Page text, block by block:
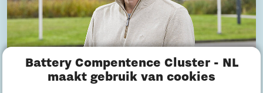
Battery Compentence Cluster - NL
maakt gebruik van cookies
André Schilt